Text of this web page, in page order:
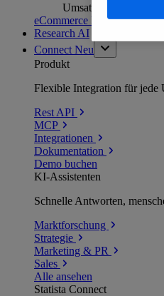
Umsatzanalysen und -
eCommerce Insights
Research AI
Connect Neu
Produkt
Flexible Integration für jede
Rest API
MCP
Integrationen
Dokumentation
Demo buchen
KI-Assistenten
Schnelle Antworten,
Marktforschung
Strategie
Marketing & PR
Sales
Alle ansehen
Statista Connect